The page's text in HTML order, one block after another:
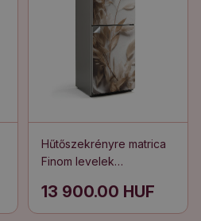
Hűtőszekrényre matrica
Finom levelek
13 900.00 HUF